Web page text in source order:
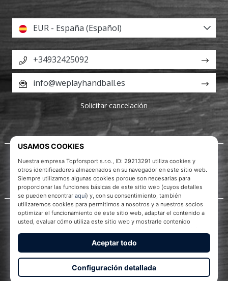
WePlayHandball.es
Acerca de nosotros
Servicio al cliente
EUR - España (Español)
+34932425092
info@weplayhandball.es
Solicitar cancelación